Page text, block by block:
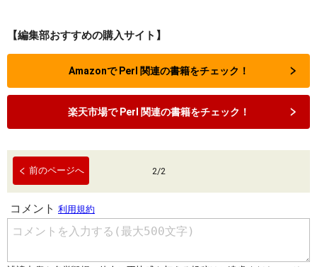
【編集部おすすめの購入サイト】
Amazonで Perl 関連の書籍をチェック！
楽天市場で Perl 関連の書籍をチェック！
前のページへ 2/2